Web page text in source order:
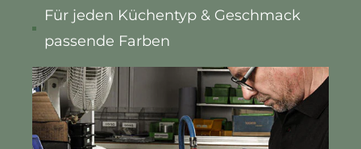
Für jeden Küchentyp & Geschmack
passende Farben